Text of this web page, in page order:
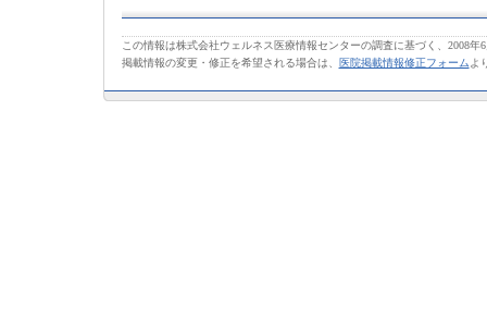
この情報は株式会社ウェルネス医療情報センターの調査に基づく、2008年
掲載情報の変更・修正を希望される場合は、
医院掲載情報修正フォーム よ